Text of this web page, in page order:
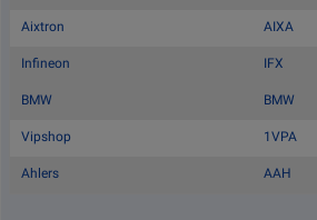
Aixtron AIXA
Infineon IFX
BMW BMW
Vipshop 1VPA
Ahlers AAH